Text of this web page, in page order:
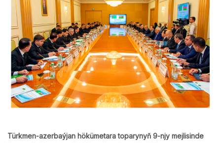
Türkmen-azerbaýjan hökümetara toparynyň 9-njy mejlisinde